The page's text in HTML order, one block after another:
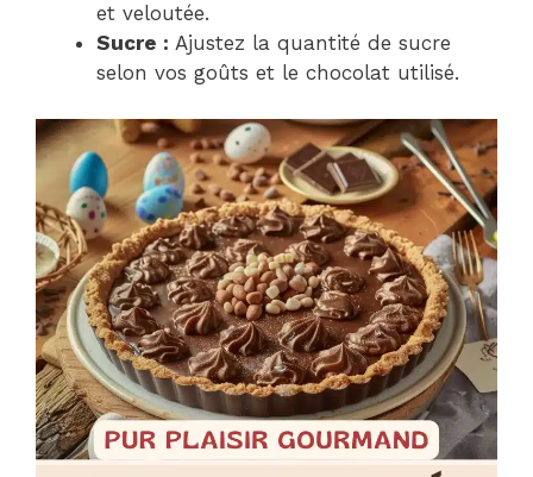
et veloutée.
Sucre : Ajustez la quantité de sucre
selon vos goûts et le chocolat utilisé.